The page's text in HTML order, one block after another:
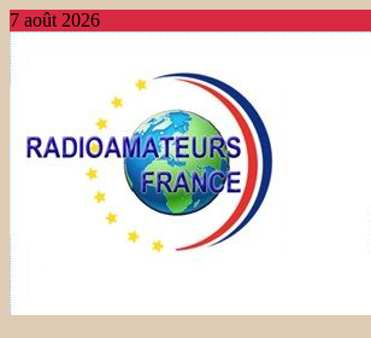
7 août 2026